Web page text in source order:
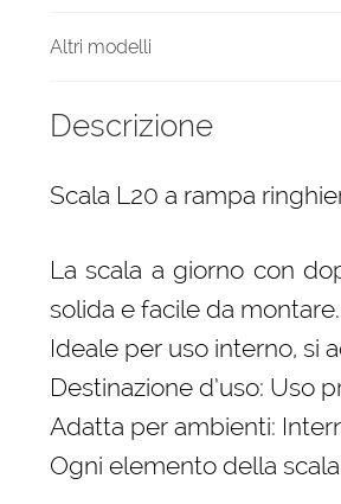
Altri modelli
Descrizione
Scala L20 a rampa
La scala a giorno con
solida e facile da montare.
Ideale per uso interno, si
Destinazione d’uso: Uso
Adatta per ambienti:
Ogni elemento della